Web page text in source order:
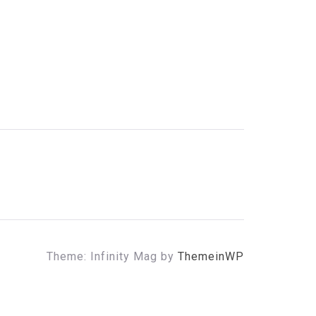
Theme: Infinity Mag by ThemeinWP